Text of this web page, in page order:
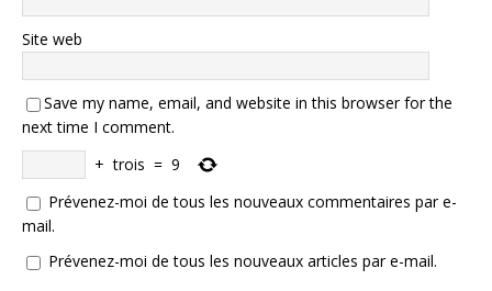
Site web
Save my name, email, and website in this browser for the
next time I comment.
+ trois = 9
Prévenez-moi de tous les nouveaux commentaires par e-
mail.
Prévenez-moi de tous les nouveaux articles par e-mail.